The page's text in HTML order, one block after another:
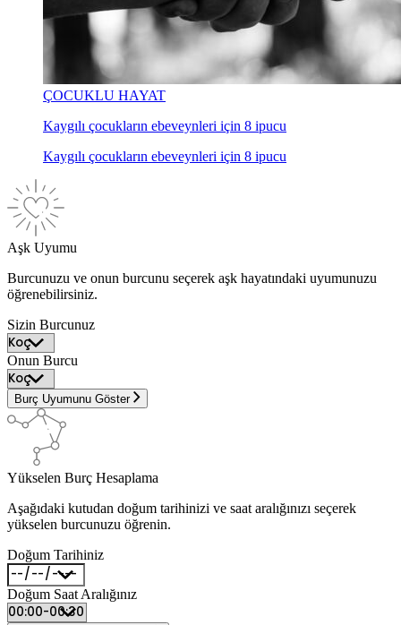
ÇOCUKLU HAYAT
Kaygılı çocukların ebeveynleri için 8 ipucu
Kaygılı çocukların ebeveynleri için 8 ipucu
Aşk Uyumu
Burcunuzu ve onun burcunu seçerek aşk hayatındaki uyumunuzu
öğrenebilirsiniz.
Sizin Burcunuz
Onun Burcu
Burç Uyumunu Göster
Yükselen Burç Hesaplama
Aşağıdaki kutudan doğum tarihinizi ve saat aralığınızı seçerek
yükselen burcunuzu öğrenin.
Doğum Tarihiniz
Doğum Saat Aralığınız